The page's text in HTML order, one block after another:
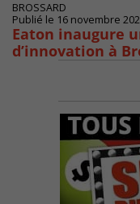
BROSSARD
Publié le 16 novembre
Eaton inaugure
d’innovation à